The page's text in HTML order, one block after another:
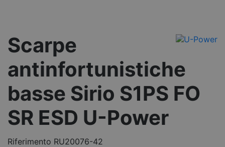
Scarpe
antinfortunistiche
basse Sirio S1PS FO
SR ESD U-Power
Riferimento RU20076-42